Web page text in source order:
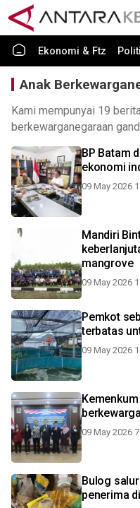
Ekonomi & Ftz
Anak
Kami mempunyai 19
berkewarganegaraan
BP Batam
ekonomi
09 May 2026
Mandiri
mangrove
09 May 2026
Pemkot
terbatas
09 May 2026
09 May 2026
Bulog
penerima